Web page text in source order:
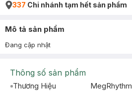
337 Chi nhánh tạm hết sản phẩm
Mô tả sản phẩm
Đang cập nhật
Thông số sản phẩm
Thương Hiệu
MegRhythm